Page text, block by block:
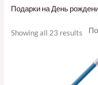
Подарки на День
Showing all 23 results